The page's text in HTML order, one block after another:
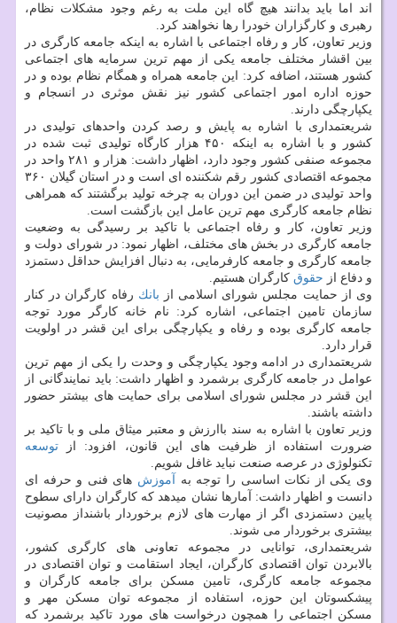
اند اما باید بدانند هیچ گاه این ملت به رغم وجود مشكلات نظام،
رهبری و كارگزاران خودرا رها نخواهند كرد.
وزیر تعاون، كار و رفاه اجتماعی با اشاره به اینكه جامعه كارگری در
بین اقشار مختلف جامعه یكی از مهم ترین سرمایه های اجتماعی
كشور هستند، اضافه كرد: این جامعه همراه و همگام نظام بوده و در
حوزه اداره امور اجتماعی كشور نیز نقش موثری در انسجام و
یكپارچگی دارند.
شریعتمداری با اشاره به پایش و رصد كردن واحدهای تولیدی در
كشور و با اشاره به اینكه ۴۵۰ هزار كارگاه تولیدی ثبت شده در
مجموعه صنفی كشور وجود دارد، اظهار داشت: هزار و ۲۸۱ واحد در
مجموعه اقتصادی كشور رقم شكننده ای است و در استان گیلان ۳۶۰
واحد تولیدی در ضمن این دوران به چرخه تولید برگشتند كه همراهی
نظام جامعه كارگری مهم ترین عامل این بازگشت است.
وزیر تعاون، كار و رفاه اجتماعی با تاكید بر رسیدگی به وضعیت
جامعه كارگری در بخش های مختلف، اظهار نمود: در شورای دولت و
جامعه كارگری و جامعه كارفرمایی، به دنبال افزایش حداقل دستمزد
و دفاع از حقوق كارگران هستیم.
وی از حمایت مجلس شورای اسلامی از بانك رفاه كارگران در كنار
سازمان تامین اجتماعی، اشاره كرد: نام خانه كارگر مورد توجه
جامعه كارگری بوده و رفاه و یكپارچگی برای این قشر در اولویت
قرار دارد.
شریعتمداری در ادامه وجود یكپارچگی و وحدت را یكی از مهم ترین
عوامل در جامعه كارگری برشمرد و اظهار داشت: باید نمایندگانی از
این قشر در مجلس شورای اسلامی برای حمایت های بیشتر حضور
داشته باشند.
وزیر تعاون با اشاره به سند باارزش و معتبر میثاق ملی و با تاكید بر
ضرورت استفاده از ظرفیت های این قانون، افزود: از توسعه
تكنولوژی در عرصه صنعت نباید غافل شویم.
وی یكی از نكات اساسی را توجه به
آموزش های فنی و حرفه ای
دانست و اظهار داشت: آمارها نشان میدهد كه كارگران دارای سطوح
پایین دستمزدی اگر از مهارت های لازم برخوردار باشنداز مصونیت
بیشتری برخوردار می شوند.
شریعتمداری، توانایی در مجموعه تعاونی های كارگری كشور،
بالابردن توان اقتصادی كارگران، ایجاد استقامت و توان اقتصادی در
مجموعه جامعه كارگری، تامین مسكن برای جامعه كارگران و
پیشكسوتان این حوزه، استفاده از مجموعه توان مسكن مهر و
مسكن اجتماعی را همچون درخواست های مورد تاكید برشمرد كه